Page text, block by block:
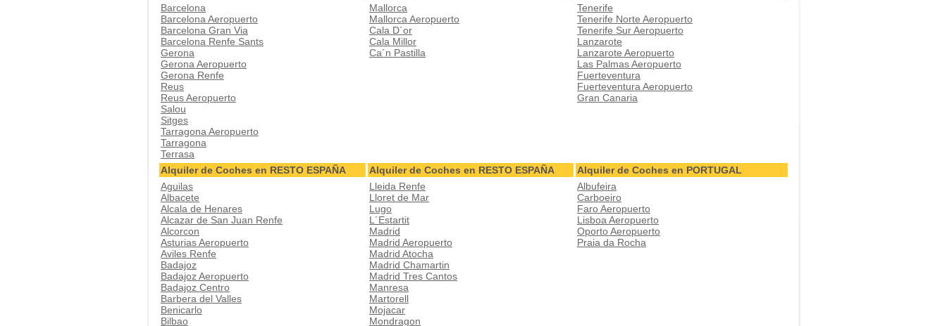
Barcelona
Barcelona Aeropuerto
Barcelona Gran Via
Barcelona Renfe Sants
Gerona
Gerona Aeropuerto
Gerona Renfe
Reus
Reus Aeropuerto
Salou
Sitges
Tarragona Aeropuerto
Tarragona
Terrasa
Mallorca
Mallorca Aeropuerto
Cala D´or
Cala Millor
Ca´n Pastilla
Tenerife
Tenerife Norte Aeropuerto
Tenerife Sur Aeropuerto
Lanzarote
Lanzarote Aeropuerto
Las Palmas Aeropuerto
Fuerteventura
Fuerteventura Aeropuerto
Gran Canaria
Alquiler de Coches en RESTO ESPAÑA Alquiler de Coches en RESTO ESPAÑA
Alquiler de Coches en PORTUGAL
Aguilas
Albacete
Alcala de Henares
Alcazar de San Juan Renfe
Alcorcon
Asturias Aeropuerto
Aviles Renfe
Badajoz
Badajoz Aeropuerto
Badajoz Centro
Barbera del Valles
Benicarlo
Bilbao
Lleida Renfe
Lloret de Mar
Lugo
L´Estartit
Madrid
Madrid Aeropuerto
Madrid Atocha
Madrid Chamartin
Madrid Tres Cantos
Manresa
Martorell
Mojacar
Mondragon
Albufeira
Carboeiro
Faro Aeropuerto
Lisboa Aeropuerto
Oporto Aeropuerto
Praia da Rocha